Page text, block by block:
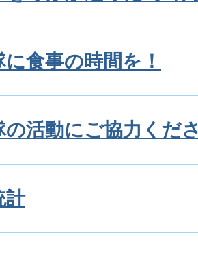
食事の時間を！
の活動にご協力くだ
計